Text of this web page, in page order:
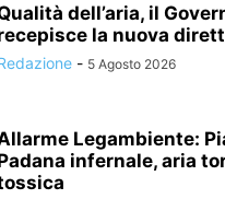
dell’aria, il
la nuova
- 5 Agosto 2026
Legambiente:
infernale, aria